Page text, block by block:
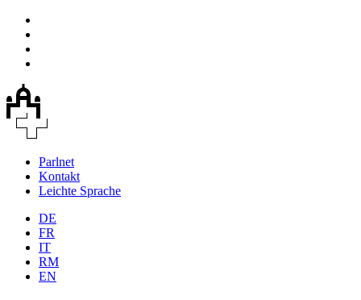
Parlnet
Kontakt
Leichte Sprache
DE
FR
IT
RM
EN